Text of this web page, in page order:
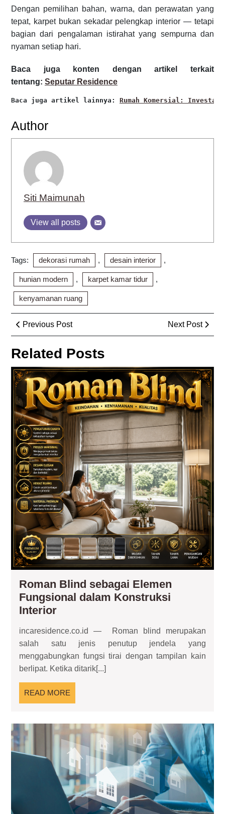
Dengan pemilihan bahan, warna, dan perawatan yang
tepat, karpet bukan sekadar pelengkap interior — tetapi
bagian dari pengalaman istirahat yang sempurna dan
nyaman setiap hari.
Baca juga konten dengan artikel terkait
tentang: Seputar Residence
Baca juga artikel lainnya: Rumah Komersial:
Author
Siti Maimunah
View all posts
Tags: dekorasi rumah , desain interior ,
hunian modern , karpet kamar tidur ,
kenyamanan ruang
Post
navigation
Previous PostPrevious
Post
Next Post
Next
Post
Related Posts
Roman Blind sebagai Elemen
Fungsional dalam Konstruksi
InteriorRoman
sebagai
Elemen
Fungsional
dalam
Konstruksi
Interior
incaresidence.co.id — Roman blind merupakan
salah satu jenis penutup jendela yang
menggabungkan fungsi tirai dengan tampilan kain
berlipat. Ketika ditarik[...]
READ MORE
MORE